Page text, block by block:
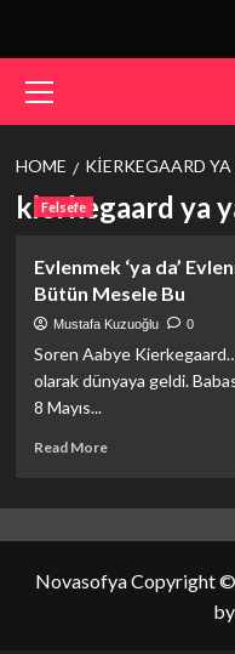
Menu
HOME KIERKEGAARD YA
kierkegaard ya
Felsefe
Evlenmek ‘ya da’
Bütün Mesele Bu
Mustafa Kuzuoğlu 0
Soren Aabye
olarak dünyaya geldi.
8 Mayıs...
Read MoreRead
<strong>Evlenmek
Evlenmemek:
Novasofya Copyright